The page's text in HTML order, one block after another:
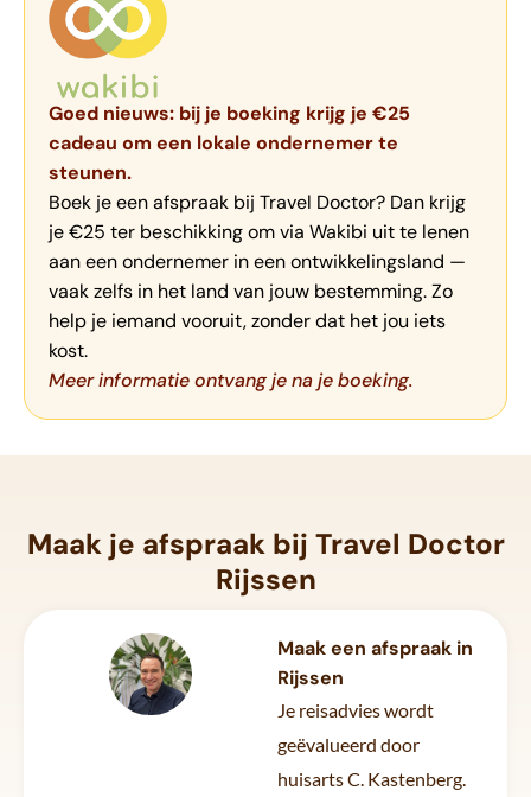
Goed nieuws: bij je boeking krijg je €25
cadeau om een lokale ondernemer te
steunen.
Boek je een afspraak bij Travel Doctor? Dan krijg
je €25 ter beschikking om via Wakibi uit te lenen
aan een ondernemer in een ontwikkelingsland —
vaak zelfs in het land van jouw bestemming. Zo
help je iemand vooruit, zonder dat het jou iets
kost.
Meer informatie ontvang je na je boeking.
Maak je afspraak bij Travel Doctor
Rijssen
Maak een afspraak in
Rijssen
Je reisadvies wordt
geëvalueerd door
huisarts C. Kastenberg.